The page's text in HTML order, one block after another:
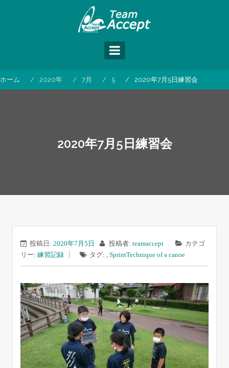
キ
ホーム 2020年 7月 5 2020年7月5日練習会
2020年7月5日練習会
投稿日: 2020年7月5日 投稿者: teamaccept
カテゴ
リー: 練習記録 タグ: , SprintTechnique of a canoe